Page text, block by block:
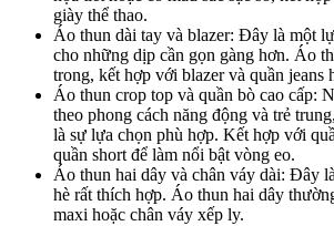
giày thể thao.
Áo thun dài tay và blazer: Đây là một
cho những dịp cần gọn gàng hơn. Áo
trong, kết hợp với blazer và quần jeans
Áo thun crop top và quần bò cao cấp:
theo phong cách năng động và trẻ
là sự lựa chọn phù hợp. Kết hợp với
quần short để làm nổi bật vòng eo.
Áo thun hai dây và chân váy dài: Đây
hè rất thích hợp. Áo thun hai dây
maxi hoặc chân váy xếp ly.